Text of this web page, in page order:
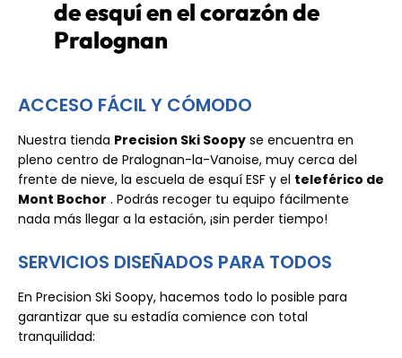
de esquí en el corazón de
Pralognan
ACCESO FÁCIL Y CÓMODO
Nuestra tienda Precision Ski Soopy se encuentra en
pleno centro de Pralognan-la-Vanoise, muy cerca del
frente de nieve, la escuela de esquí ESF y el teleférico de
Mont Bochor . Podrás recoger tu equipo fácilmente
nada más llegar a la estación, ¡sin perder tiempo!
SERVICIOS DISEÑADOS PARA TODOS
En Precision Ski Soopy, hacemos todo lo posible para
garantizar que su estadía comience con total
tranquilidad: